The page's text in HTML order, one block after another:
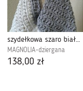
szydełkowa szaro biała torba
MAGNOLIA-dziergana
138,00 zł